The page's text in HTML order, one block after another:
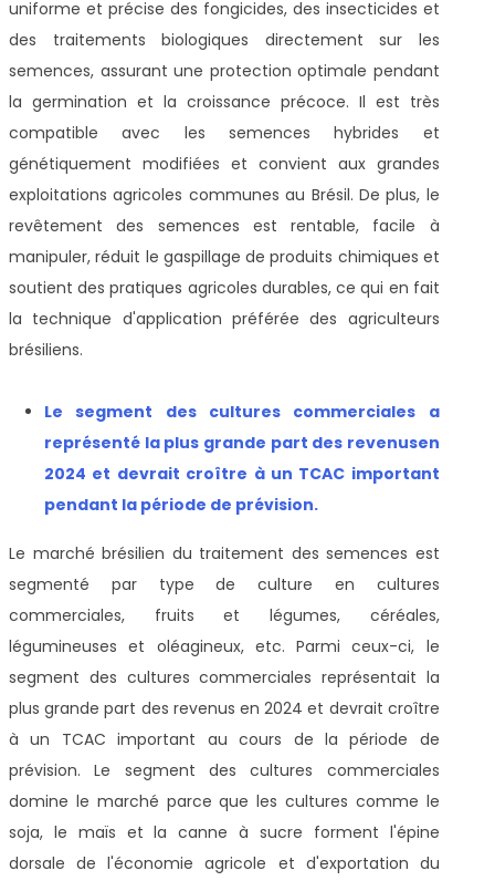
uniforme et précise des fongicides, des insecticides et
des traitements biologiques directement sur les
semences, assurant une protection optimale pendant
la germination et la croissance précoce. Il est très
compatible avec les semences hybrides et
génétiquement modifiées et convient aux grandes
exploitations agricoles communes au Brésil. De plus, le
revêtement des semences est rentable, facile à
manipuler, réduit le gaspillage de produits chimiques et
soutient des pratiques agricoles durables, ce qui en fait
la technique d'application préférée des agriculteurs
brésiliens.
Le segment des cultures commerciales a
représenté la plus grande part des revenusen
2024 et devrait croître à un TCAC important
pendant la période de prévision.
Le marché brésilien du traitement des semences est
segmenté par type de culture en cultures
commerciales, fruits et légumes, céréales,
légumineuses et oléagineux, etc. Parmi ceux-ci, le
segment des cultures commerciales représentait la
plus grande part des revenus en 2024 et devrait croître
à un TCAC important au cours de la période de
prévision. Le segment des cultures commerciales
domine le marché parce que les cultures comme le
soja, le maïs et la canne à sucre forment l'épine
dorsale de l'économie agricole et d'exportation du